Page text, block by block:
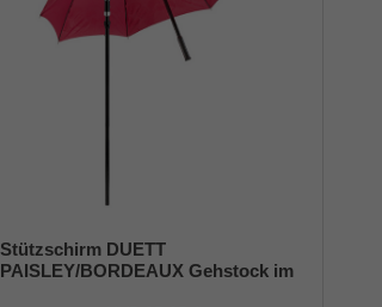
Stützschirm DUETT
PAISLEY/BORDEAUX Gehstock im